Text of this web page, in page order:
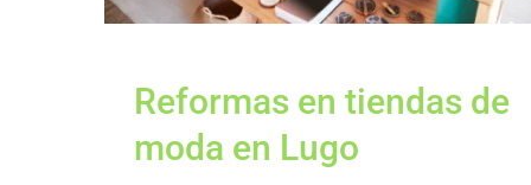
Reformas en tiendas de
moda en Lugo